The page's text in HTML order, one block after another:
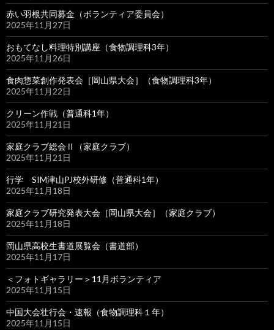
赤い羽根共同募金（ボランティア委員会）
2025年11月27日
おもてなし料理特別講座（食物調理科3年）
2025年11月26日
食肉惣菜創作発表会［岡山県大会］（食物調理科3年）
2025年11月22日
クリーン作戦（普通科1年）
2025年11月21日
家庭クラブ総会Ⅱ（家庭クラブ）
2025年11月21日
行学 SIM津山PJ校外研修（普通科1年）
2025年11月18日
家庭クラブ研究発表大会［岡山県大会］（家庭クラブ）
2025年11月18日
岡山県高校生書道展覧会（書道部）
2025年11月17日
＜フォトギャラリー＞11月ボランティア
2025年11月15日
中国大会壮行会・速報（食物調理科１年）
2025年11月15日